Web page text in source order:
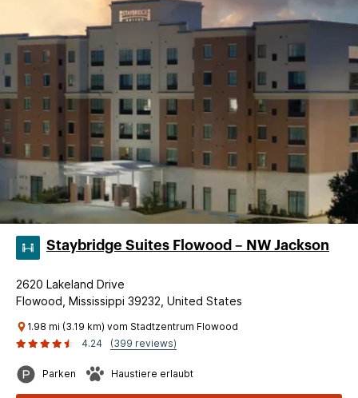
Staybridge Suites Flowood – NW Jackson
2620 Lakeland Drive
Flowood, Mississippi 39232, United States
1.98 mi (3.19 km) vom Stadtzentrum Flowood
4.24
(399 reviews)
Parken Haustiere erlaubt